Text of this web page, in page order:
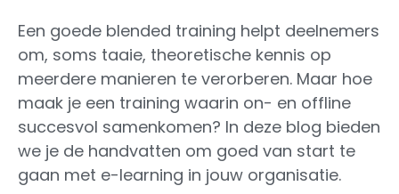
Een goede blended training helpt deelnemers
om, soms taaie, theoretische kennis op
meerdere manieren te verorberen. Maar hoe
maak je een training waarin on- en offline
succesvol samenkomen? In deze blog bieden
we je de handvatten om goed van start te
gaan met e-learning in jouw organisatie.